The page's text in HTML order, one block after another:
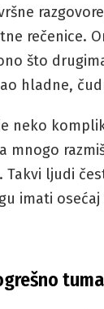
rečenice.
što
hladne,
neko
mnogo
ljudi
imati